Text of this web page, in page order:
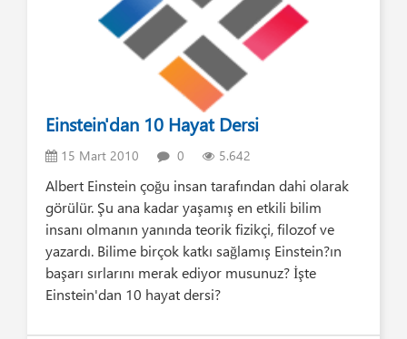
Einstein'dan 10 Hayat Dersi
15 Mart 2010 0 5.642
Albert Einstein çoğu insan tarafından dahi olarak
görülür. Şu ana kadar yaşamış en etkili bilim
insanı olmanın yanında teorik fizikçi, filozof ve
yazardı. Bilime birçok katkı sağlamış Einstein?ın
başarı sırlarını merak ediyor musunuz? İşte
Einstein'dan 10 hayat dersi?